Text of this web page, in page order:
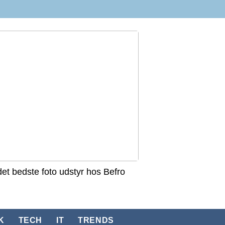
bedste foto udstyr hos Befro
TECH IT TRENDS